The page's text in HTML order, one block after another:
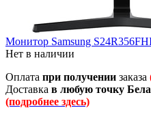
Монитор Samsung
Нет в наличии
Оплата при получении заказа
Доставка в любую точку
(подробнее здесь)